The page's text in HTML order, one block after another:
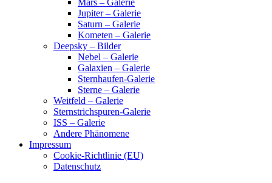
Jupiter – Galerie
Saturn – Galerie
Kometen – Galerie
Deepsky – Bilder
Nebel – Galerie
Galaxien – Galerie
Sternhaufen-Galerie
Sterne – Galerie
Weitfeld – Galerie
Sternstrichspuren-Galerie
ISS – Galerie
Andere Phänomene
Impressum
Cookie-Richtlinie (EU)
Datenschutz